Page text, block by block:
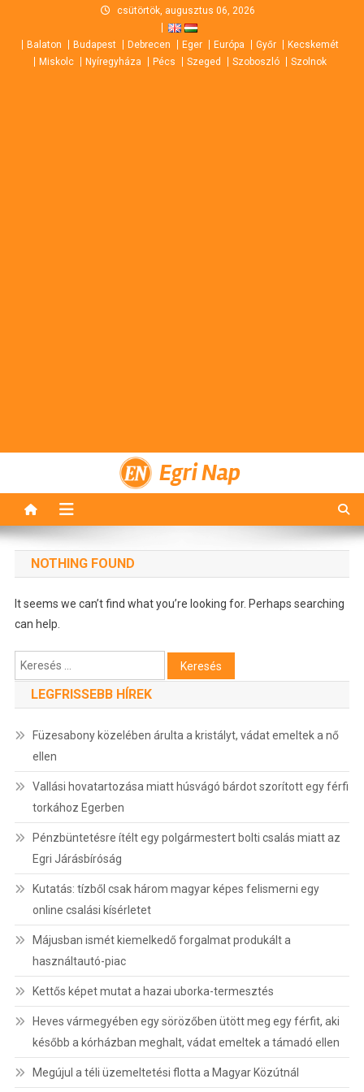
content
csütörtök, augusztus 06, 2026
Balaton Budapest Debrecen Eger Európa Győr
Kecskemét
Miskolc
Nyíregyháza Pécs Szeged Szoboszló Szolnok
Egri Nap
NOTHING FOUND
It seems we can’t find what you’re looking for. Perhaps searching
can help.
Keresés:
LEGFRISSEBB HÍREK
Füzesabony közelében árulta a kristályt, vádat emeltek a nő
ellen
Vallási hovatartozása miatt húsvágó bárdot szorított egy férfi
torkához Egerben
Pénzbüntetésre ítélt egy polgármestert bolti csalás miatt az
Egri Járásbíróság
Kutatás: tízből csak három magyar képes felismerni egy
online csalási kísérletet
Májusban ismét kiemelkedő forgalmat produkált a
használtautó-piac
Kettős képet mutat a hazai uborka-termesztés
Heves vármegyében egy sörözőben ütött meg egy férfit, aki
később a kórházban meghalt, vádat emeltek a támadó ellen
Megújul a téli üzemeltetési flotta a Magyar Közútnál